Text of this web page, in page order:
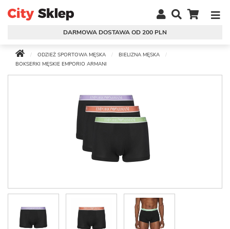
DARMOWA DOSTAWA OD 200 PLN
ODZIEŻ SPORTOWA MĘSKA
BIELIZNA MĘSKA
BOKSERKI MĘSKIE EMPORIO ARMANI